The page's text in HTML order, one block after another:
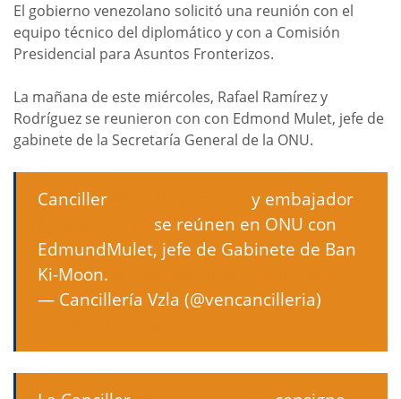
El gobierno venezolano solicitó una reunión con el
equipo técnico del diplomático y con a Comisión
Presidencial para Asuntos Fronterizos.
La mañana de este miércoles, Rafael Ramírez y
Rodríguez se reunieron con con Edmond Mulet, jefe de
gabinete de la Secretaría General de la ONU.
Canciller
y embajador
se reúnen en ONU con
EdmundMulet, jefe de Gabinete de Ban
Ki-Moon.
— Cancillería Vzla (@vencancilleria)